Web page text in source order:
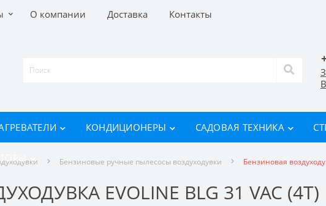
О компании Доставка Контакты
КОНДИЦИОНЕРЫ САДОВАЯ ТЕХНИКА
Бензиновые ручные пылесосы воздуходувки Бензиновая
EVOLINE BLG 31 VAC (4T)